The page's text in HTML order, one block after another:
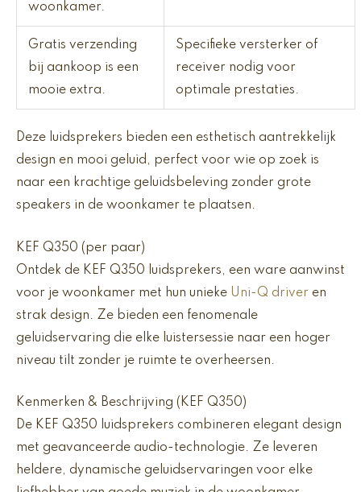
woonkamer.
Gratis verzending
bij aankoop is een
mooie extra.
Specifieke versterker of
receiver nodig voor
optimale prestaties.
Deze luidsprekers bieden een esthetisch aantrekkelijk
design en mooi geluid, perfect voor wie op zoek is
naar een krachtige geluidsbeleving zonder grote
speakers in de woonkamer te plaatsen.
KEF Q350 (per paar)
Ontdek de KEF Q350 luidsprekers, een ware aanwinst
voor je woonkamer met hun unieke Uni-Q driver en
strak design. Ze bieden een fenomenale
geluidservaring die elke luistersessie naar een hoger
niveau tilt zonder je ruimte te overheersen.
Kenmerken & Beschrijving (KEF Q350)
De KEF Q350 luidsprekers combineren elegant design
met geavanceerde audio-technologie. Ze leveren
heldere, dynamische geluidservaringen voor elke